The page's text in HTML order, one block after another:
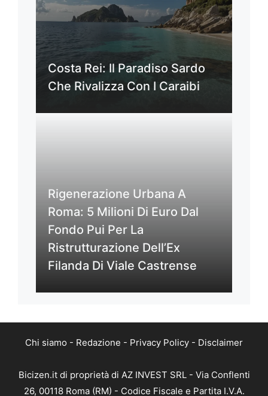
Costa Rei: Il Paradiso Sardo
Che Rivalizza Con I Caraibi
Rigenerazione Urbana A
Roma: 5 Milioni Di Euro Dal
Fondo Pui Per La
Ristrutturazione Dell’Ex
Filanda Di Viale Castrense
Chi siamo - Redazione - Privacy Policy - Disclaimer
Bicizen.it di proprietà di AZ INVEST SRL - Via Conflenti
26, 00118 Roma (RM) - Codice Fiscale e Partita I.V.A.